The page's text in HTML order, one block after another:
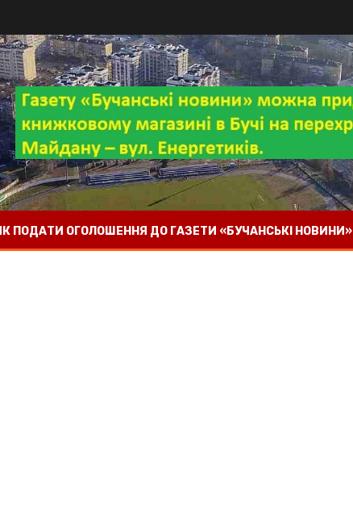
ПОДАТИ ОГОЛОШЕННЯ ДО ГАЗЕТИ «БУЧАНСЬКІ НОВИНИ»